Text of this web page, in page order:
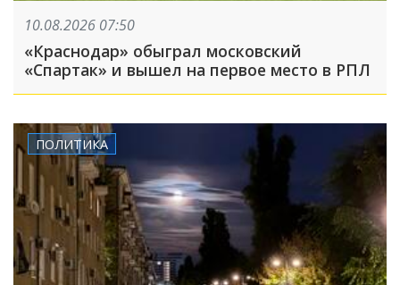
10.08.2026 07:50
«Краснодар» обыграл московский
«Спартак» и вышел на первое место в РПЛ
ПОЛИТИКА